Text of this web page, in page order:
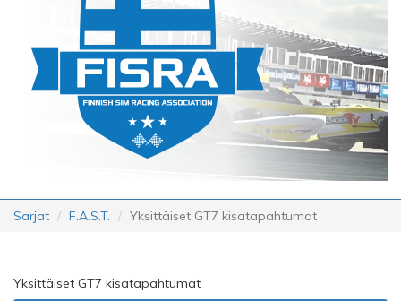
Sarjat F.A.S.T. Yksittäiset GT7 kisatapahtumat
Yksittäiset GT7 kisatapahtumat